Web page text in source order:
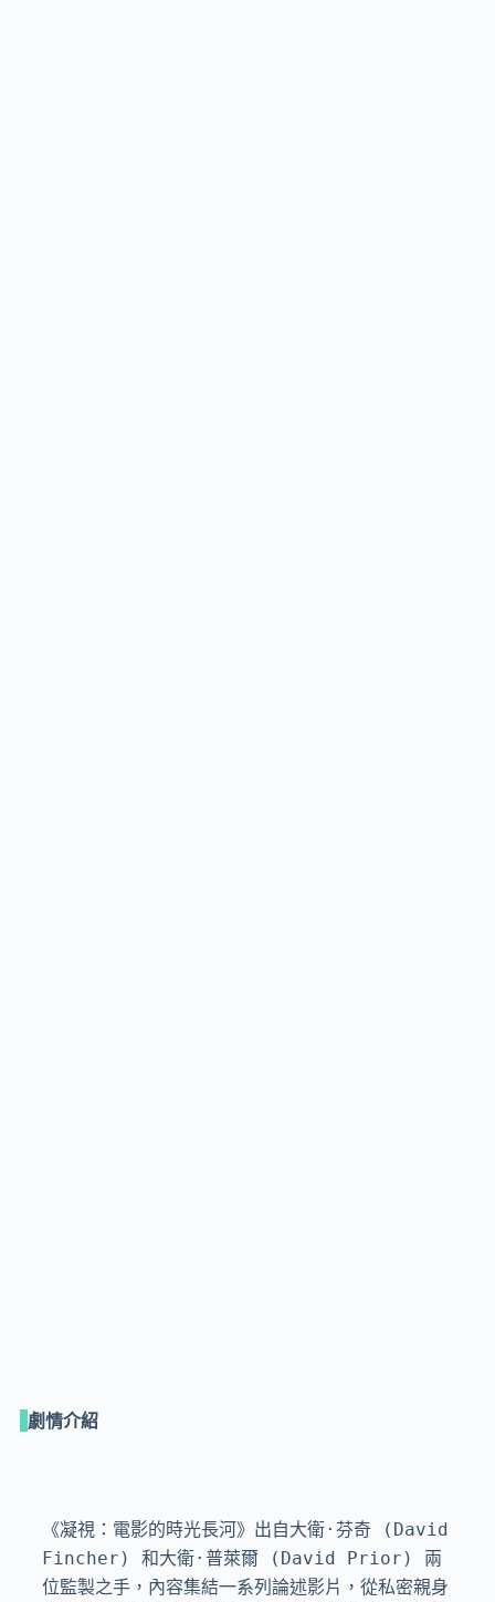
劇情介紹
《凝視：電影的時光長河》出自大衛·芬奇 (David
Fincher) 和大衛·普萊爾 (David Prior) 兩
位監製之手，內容集結一系列論述影片，從私密親身